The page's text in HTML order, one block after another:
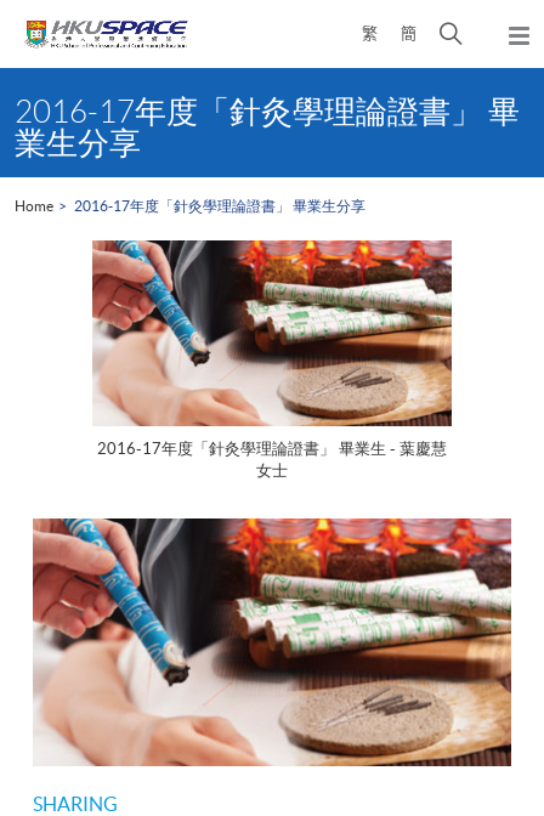
繁 簡
Open
search
panel
content
start2016-17年度「針灸學理論證書」 畢
業生分享
Home 2016-17年度「針灸學理論證書」 畢業生分享
SHARING
2016-17年度「針灸學理論證書」 畢業生 - 葉慶慧
女士